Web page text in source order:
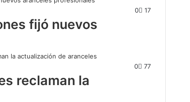
0 17
fijó nuevos
0 77
reclaman la